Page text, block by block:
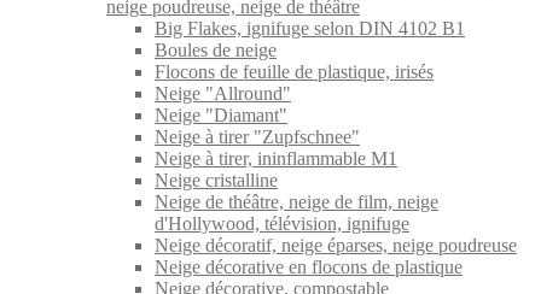
neige poudreuse, neige de théâtre
Big Flakes, ignifuge selon DIN 4102 B1
Boules de neige
Flocons de feuille de plastique, irisés
Neige "Allround"
Neige "Diamant"
Neige à tirer "Zupfschnee"
Neige à tirer, ininflammable M1
Neige cristalline
Neige de théâtre, neige de film, neige
d'Hollywood, télévision, ignifuge
Neige décoratif, neige éparses, neige poudreuse
Neige décorative en flocons de plastique
Neige décorative, compostable